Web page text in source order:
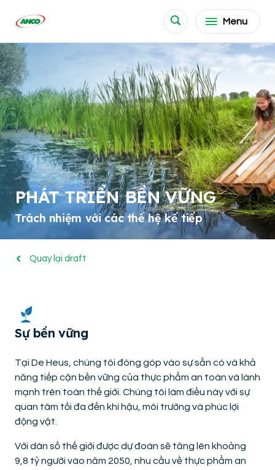
Menu
PHÁT TRIỂN BỀN VỮNG
Trách nhiệm với các thế hệ kế tiếp
Quay lại draft
Sự bền vững
Tại De Heus, chúng tôi đóng góp vào sự sẵn có và khả
năng tiếp cận bền vững của thực phẩm an toàn và lành
mạnh trên toàn thế giới. Chúng tôi làm điều này với sự
quan tâm tối đa đến khí hậu, môi trường và phúc lợi
động vật.
Với dân số thế giới được dự đoán sẽ tăng lên khoảng
9,8 tỷ người vào năm 2050, nhu cầu về thực phẩm an